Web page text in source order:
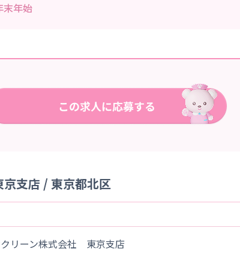
末年始
支店 / 東京都北区
リーン株式会社 東京支店